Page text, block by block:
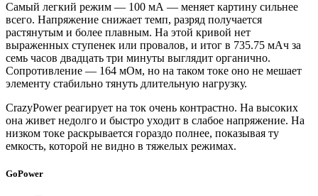
Самый легкий режим — 100 мА — меняет картину сильнее
всего. Напряжение снижает темп, разряд получается
растянутым и более плавным. На этой кривой нет
выраженных ступенек или провалов, и итог в 735.75 мАч за
семь часов двадцать три минуты выглядит органично.
Сопротивление — 164 мОм, но на таком токе оно не мешает
элементу стабильно тянуть длительную нагрузку.
CrazyPower реагирует на ток очень контрастно. На высоких
она живет недолго и быстро уходит в слабое напряжение. На
низком токе раскрывается гораздо полнее, показывая ту
емкость, которой не видно в тяжелых режимах.
GoPower